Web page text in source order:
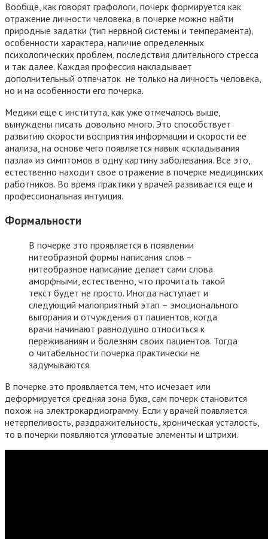
Вообще, как говорят графологи, почерк формируется как
отражение личности человека, в почерке можно найти
природные задатки (тип нервной системы и темперамента),
особенности характера, наличие определенных
психологических проблем, последствия длительного стресса
и так далее. Каждая профессия накладывает
дополнительный отпечаток не только на личность человека,
но и на особенности его почерка.
Медики еще с института, как уже отмечалось выше,
вынуждены писать довольно много. Это способствует
развитию скорости восприятия информации и скорости ее
анализа, на основе чего появляется навык «складывания
пазла» из симптомов в одну картину заболевания. Все это,
естественно находит свое отражение в почерке медицинских
работников. Во время практики у врачей развивается еще и
профессиональная интуиция.
Формальности
В почерке это проявляется в появлении
нитеобразной формы написания слов –
нитеобразное написание делает сами слова
аморфными, естественно, что прочитать такой
текст будет не просто. Иногда наступает и
следующий малоприятный этап – эмоционального
выгорания и отчуждения от пациентов, когда
врачи начинают равнодушно относиться к
переживаниям и болезням своих пациентов. Тогда
о читабельности почерка практически не
задумываются.
В почерке это проявляется тем, что исчезает или
деформируется средняя зона букв, сам почерк становится
похож на электрокардиограмму. Если у врачей появляется
нетерпеливость, раздражительность, хроническая усталость,
то в почерки появляются угловатые элементы и штрихи.